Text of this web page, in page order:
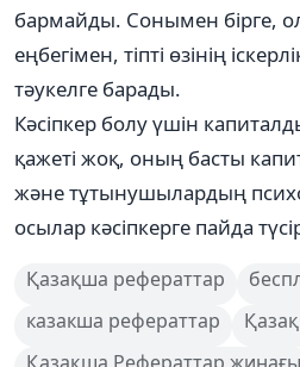
бармайды. Сонымен бірге,
еңбегімен, тіпті өзінің
тәукелге барады.
Кәсіпкер болу үшін
қажеті жоқ, оның басты
және тұтынушылардың
осылар кәсіпкерге пайда
Қазақша рефераттар
казакша рефераттар
Қазақша Рефераттар жинағы